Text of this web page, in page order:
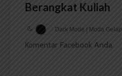
Berangkat Kuliah
Dark Mode | Moda Gelap
Komentar Facebook Anda